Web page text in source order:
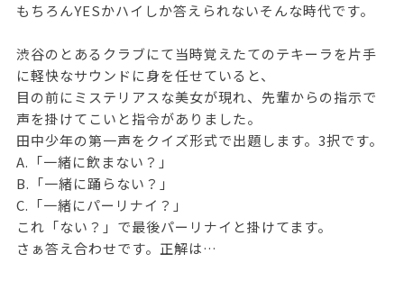
もちろんYESかハイしか答えられないそんな時代です。
渋谷のとあるクラブにて当時覚えたてのテキーラを片手
に軽快なサウンドに身を任せていると、
目の前にミステリアスな美女が現れ、先輩からの指示で
声を掛けてこいと指令がありました。
田中少年の第一声をクイズ形式で出題します。3択です。
A.「一緒に飲まない？」
B.「一緒に踊らない？」
C.「一緒にパーリナイ？」
これ「ない？」で最後パーリナイと掛けてます。
さぁ答え合わせです。正解は…